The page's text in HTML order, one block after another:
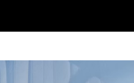
und der Screen für die Rücksitze.